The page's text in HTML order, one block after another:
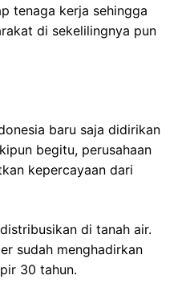
tenaga kerja sehingga
di sekelilingnya pun
baru saja didirikan
begitu, perusahaan
kepercayaan dari
di tanah air.
sudah menghadirkan
30 tahun.